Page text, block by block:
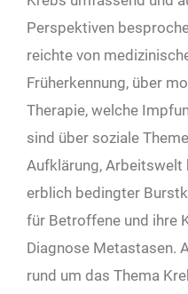
Perspektiven
reichte von
Früherkennung, über
Therapie, welche
sind über soziale
Aufklärung, Arbeitswelt
erblich bedingter
für Betroffene und ihre
Diagnose Metastasen.
rund um das Thema